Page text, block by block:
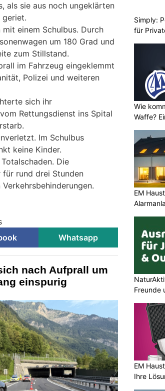
als sie aus noch ungeklärten
geriet.
einem Schulbus. Durch
um 180 Grad und
zum Stillstand.
im Fahrzeug eingeklemmt
Polizei und weiteren
sich ihr
Rettungsdienst ins Spital
Im Schulbus
keine Kinder.
Die
für rund drei Stunden
Whatsapp
nach Aufprall um
einspurig
Simply:
für
Wie
Waffe?
EM
Freunde
EM
Ihre